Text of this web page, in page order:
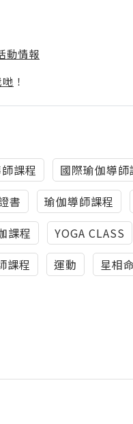
動情報
！
課程
國際瑜伽導
書 瑜伽導師課程
課程 YOGA CLASS
課程 運動 星相